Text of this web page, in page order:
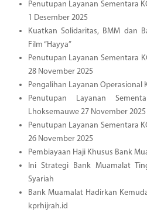
Penutupan Layanan Sementara
1 Desember 2025
Kuatkan Solidaritas, BMM dan
Film “Hayya”
Penutupan Layanan Sementara
28 November 2025
Pengalihan Layanan Operasional
Penutupan Layanan
Lhoksemauwe 27 November 2025
Penutupan Layanan Sementara
26 November 2025
Pembiayaan Haji Khusus Bank
Ini Strategi Bank Muamalat
Syariah
Bank Muamalat Hadirkan
kprhijrah.id